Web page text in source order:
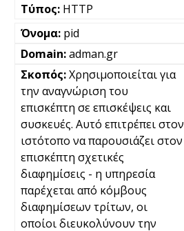
HTTP
pid
adman.gr
Χρησιμοποιείται για
την αναγνώριση του
επισκέπτη σε επισκέψεις και
συσκευές. Αυτό επιτρέπει στον
ιστότοπο να παρουσιάζει στον
επισκέπτη σχετικές
διαφημίσεις - η υπηρεσία
παρέχεται από κόμβους
διαφημίσεων τρίτων, οι
οποίοι διευκολύνουν την